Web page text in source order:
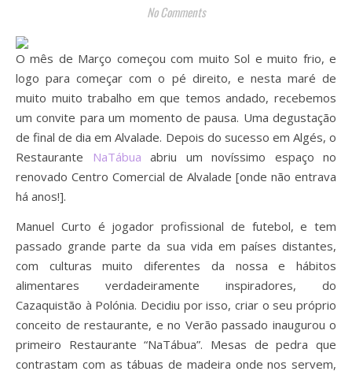
No Comments
O mês de Março começou com muito Sol e muito frio, e
logo para começar com o pé direito, e nesta maré de
muito muito trabalho em que temos andado, recebemos
um convite para um momento de pausa. Uma degustação
de final de dia em Alvalade. Depois do sucesso em Algés, o
Restaurante NaTábua abriu um novíssimo espaço no
renovado Centro Comercial de Alvalade [onde não entrava
há anos!].
Manuel Curto é jogador profissional de futebol, e tem
passado grande parte da sua vida em países distantes,
com culturas muito diferentes da nossa e hábitos
alimentares verdadeiramente inspiradores, do
Cazaquistão à Polónia. Decidiu por isso, criar o seu próprio
conceito de restaurante, e no Verão passado inaugurou o
primeiro Restaurante “NaTábua”. Mesas de pedra que
contrastam com as tábuas de madeira onde nos servem,